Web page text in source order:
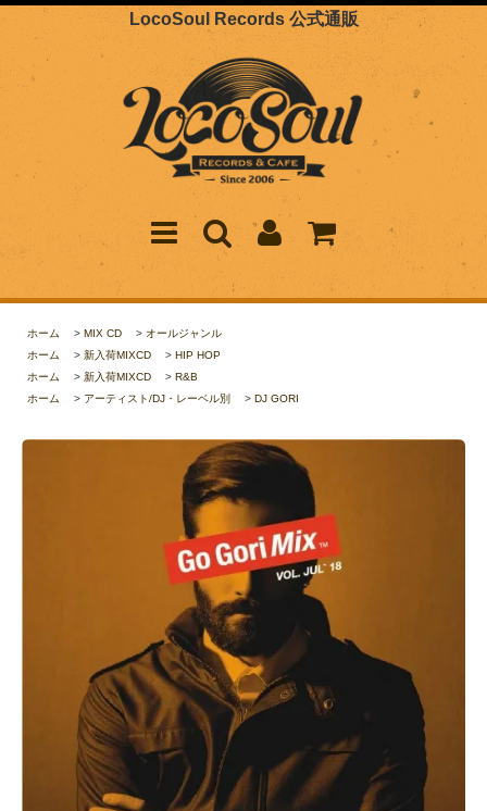
LocoSoul Records 公式通販
ホーム > MIX CD > オールジャンル
ホーム
> 新入荷MIXCD > HIP HOP
ホーム
> 新入荷MIXCD > R&B
ホーム
> アーティスト/DJ・レーベル別 > DJ GORI